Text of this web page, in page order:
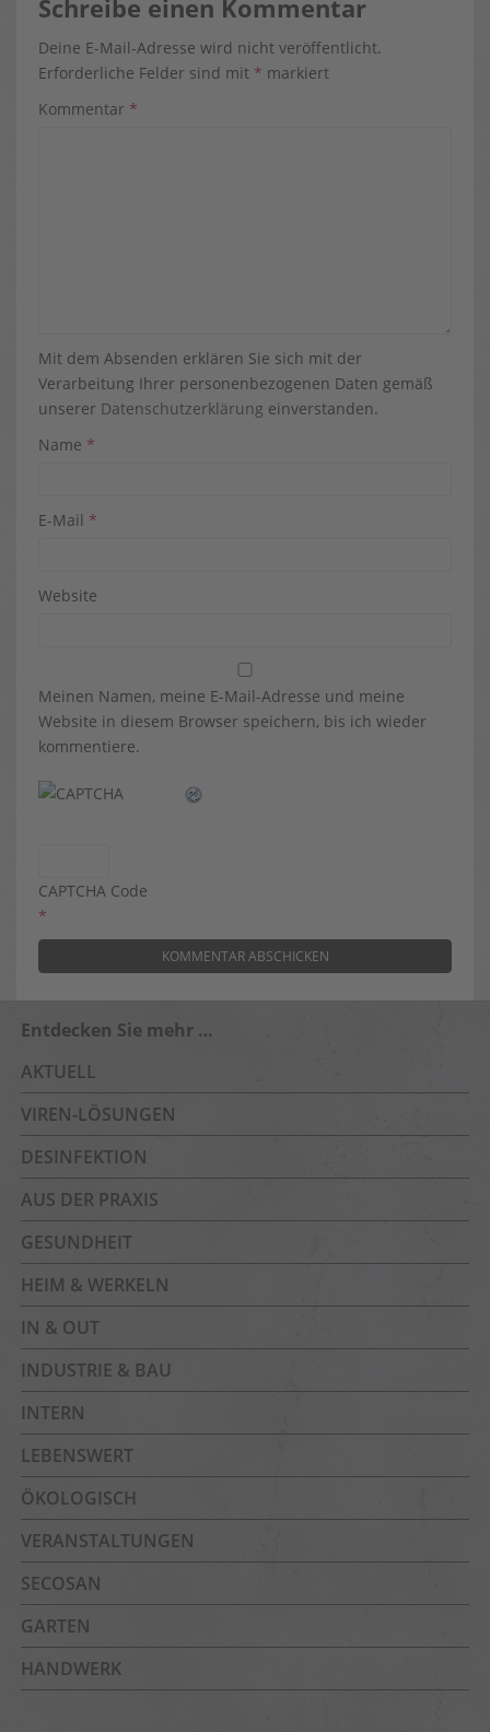
Schreibe einen Kommentar
Deine E-Mail-Adresse wird nicht veröffentlicht.
Erforderliche Felder sind mit * markiert
Kommentar *
Mit dem Absenden erklären Sie sich mit der
Verarbeitung Ihrer personenbezogenen Daten gemäß
unserer Datenschutzerklärung einverstanden.
Name *
E-Mail *
Website
Meinen Namen, meine E-Mail-Adresse und meine
Website in diesem Browser speichern, bis ich wieder
kommentiere.
CAPTCHA Code
*
Entdecken Sie mehr …
AKTUELL
VIREN-LÖSUNGEN
DESINFEKTION
AUS DER PRAXIS
GESUNDHEIT
HEIM & WERKELN
IN & OUT
INDUSTRIE & BAU
INTERN
LEBENSWERT
ÖKOLOGISCH
VERANSTALTUNGEN
SECOSAN
GARTEN
HANDWERK